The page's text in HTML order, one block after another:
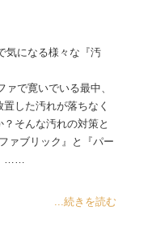
気になる様々な『汚
ァで寛いでいる最中、
した汚れが落ちなく
そんな汚れの対策と
ァブリック』と『パー
……
...続きを読む